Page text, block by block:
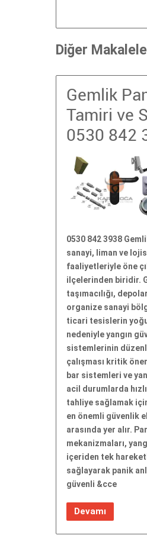
Diğer
Gemlik
Tamiri ve
0530 842
0530 842 3938
sanayi, liman ve
faaliyetleriyle öne
ilçelerinden biridir.
taşımacılığı,
organize sanayi
ticari tesislerin
nedeniyle yangın
sistemlerinin
çalışması kritik
bar sistemleri ve
acil durumlarda
tahliye sağlamak
en önemli güvenlik
arasında yer alır.
mekanizmaları,
içeriden tek
sağlayarak panik
güvenli &cce
Devamı